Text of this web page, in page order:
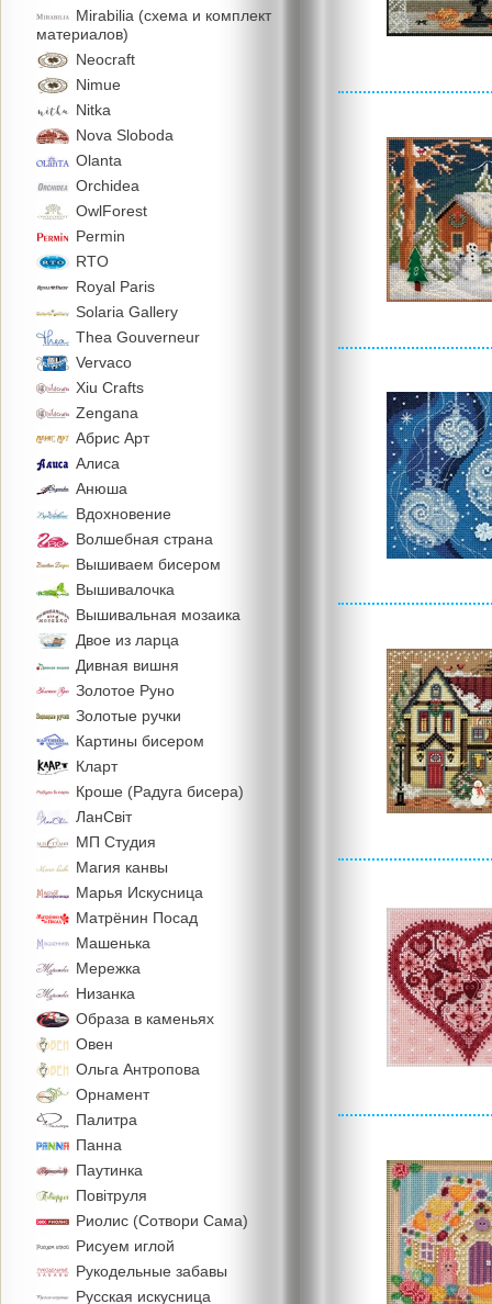
Mirabilia (схема и комплект
материалов)
Neocraft
Nimue
Nitka
Nova Sloboda
Olanta
Orchidea
OwlForest
Permin
RTO
Royal Paris
Solaria Gallery
Thea Gouverneur
Vervaco
Xiu Crafts
Zengana
Абрис Арт
Алиса
Анюша
Вдохновение
Волшебная страна
Вышиваем бисером
Вышивалочка
Вышивальная мозаика
Двое из ларца
Дивная вишня
Золотое Руно
Золотые ручки
Картины бисером
Кларт
Кроше (Радуга бисера)
ЛанСвiт
МП Студия
Магия канвы
Марья Искусница
Матрёнин Посад
Машенька
Мережка
Низанка
Образа в каменьях
Овен
Ольга Антропова
Орнамент
Палитра
Панна
Паутинка
Повiтруля
Риолис (Сотвори Сама)
Рисуем иглой
Рукодельные забавы
Русская искусница